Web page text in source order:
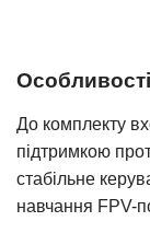
До комплекту
підтримкою
стабільне
навчання FPV-